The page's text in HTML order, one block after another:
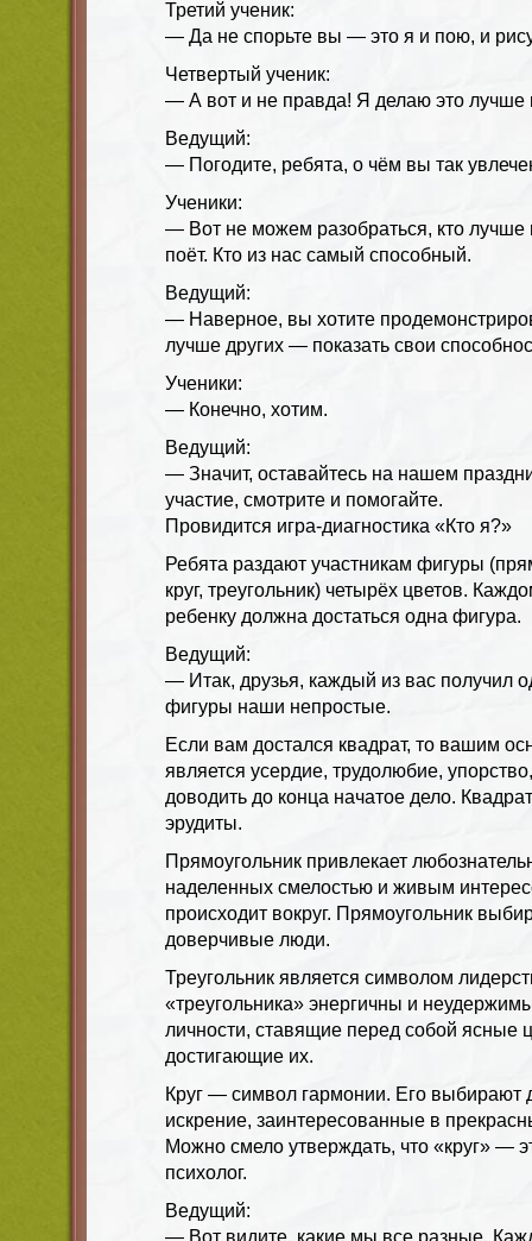
Третий ученик:
— Да не спорьте вы — это я и пою, и
Четвертый ученик:
— А вот и не правда! Я делаю это лучше
Ведущий:
— Погодите, ребята, о чём вы так
Ученики:
— Вот не можем разобраться, кто лучше
поёт. Кто из нас самый способный.
Ведущий:
— Наверное, вы хотите
лучше других — показать свои
Ученики:
— Конечно, хотим.
Ведущий:
— Значит, оставайтесь на нашем
участие, смотрите и помогайте.
Провидится игра-диагностика «Кто я?»
Ребята раздают участникам фигуры
круг, треугольник) четырёх цветов.
ребенку должна достаться одна фигура.
Ведущий:
— Итак, друзья, каждый из вас получил
фигуры наши непростые.
Если вам достался квадрат, то вашим
является усердие, трудолюбие,
доводить до конца начатое дело.
эрудиты.
Прямоугольник привлекает
наделенных смелостью и живым
происходит вокруг. Прямоугольник
доверчивые люди.
Треугольник является символом
«треугольника» энергичны и
личности, ставящие перед собой ясные
достигающие их.
Круг — символ гармонии. Его выбирают
искрение, заинтересованные в
Можно смело утверждать, что «круг» —
психолог.
Ведущий:
— Вот видите, какие мы все разные.